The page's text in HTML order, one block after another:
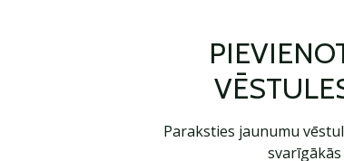
Paraksties jaunumu